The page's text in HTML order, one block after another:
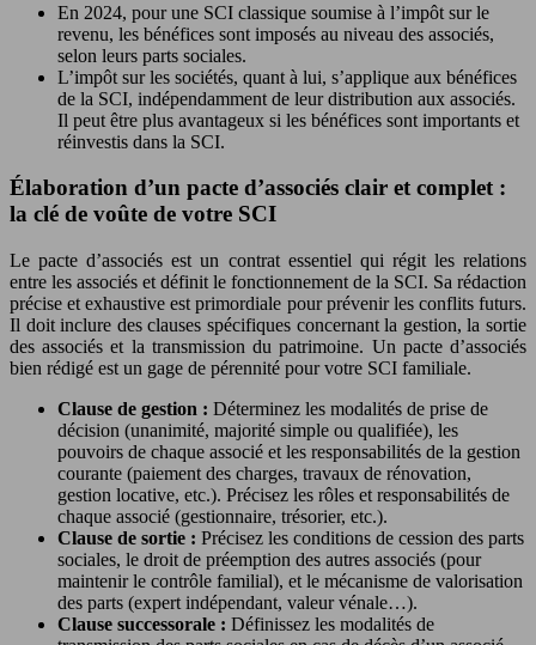
En 2024, pour une SCI classique soumise à l’impôt sur le
revenu, les bénéfices sont imposés au niveau des associés,
selon leurs parts sociales.
L’impôt sur les sociétés, quant à lui, s’applique aux bénéfices
de la SCI, indépendamment de leur distribution aux associés.
Il peut être plus avantageux si les bénéfices sont importants et
réinvestis dans la SCI.
Élaboration d’un pacte d’associés clair et complet :
la clé de voûte de votre SCI
Le pacte d’associés est un contrat essentiel qui régit les relations
entre les associés et définit le fonctionnement de la SCI. Sa rédaction
précise et exhaustive est primordiale pour prévenir les conflits futurs.
Il doit inclure des clauses spécifiques concernant la gestion, la sortie
des associés et la transmission du patrimoine. Un pacte d’associés
bien rédigé est un gage de pérennité pour votre SCI familiale.
Clause de gestion : Déterminez les modalités de prise de
décision (unanimité, majorité simple ou qualifiée), les
pouvoirs de chaque associé et les responsabilités de la gestion
courante (paiement des charges, travaux de rénovation,
gestion locative, etc.). Précisez les rôles et responsabilités de
chaque associé (gestionnaire, trésorier, etc.).
Clause de sortie : Précisez les conditions de cession des parts
sociales, le droit de préemption des autres associés (pour
maintenir le contrôle familial), et le mécanisme de valorisation
des parts (expert indépendant, valeur vénale…).
Clause successorale : Définissez les modalités de